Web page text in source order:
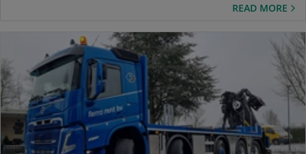
READ MORE